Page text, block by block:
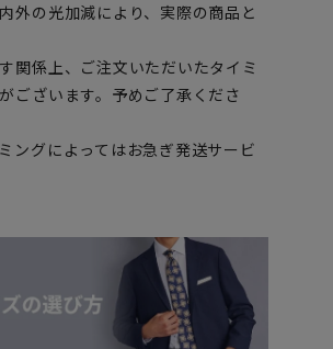
外の光加減により、実際の商品と
関係上、ご注文いただいたタイミ
ございます。予めご了承くださ
ングによってはお急ぎ発送サービ